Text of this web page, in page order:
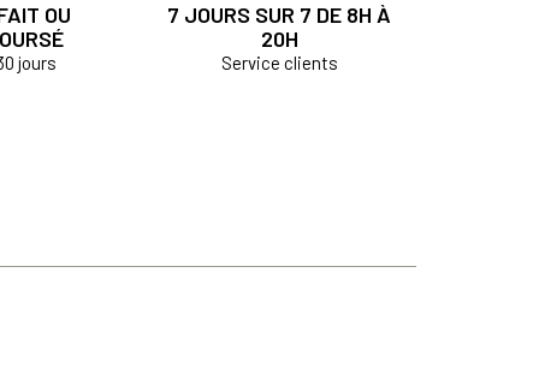
OU
jours
7 JOURS SUR 7 DE 8H À
20H
Service clients